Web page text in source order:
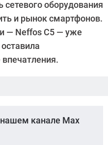
сетевого оборудования
и рынок смартфонов.
— Neffos С5 — уже
канале Max